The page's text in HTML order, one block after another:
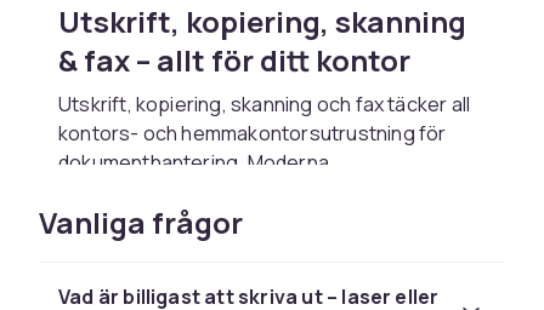
Utskrift, kopiering, skanning
& fax – allt för ditt kontor
Utskrift, kopiering, skanning och fax täcker all
kontors- och hemmakontorsutrustning för
dokumenthantering. Moderna
utskrift, kopiering, skanning och fax i ett – den
mest kostnadseffektiva lösningen för de
Vanliga frågor
Vad är billigast att skriva ut – laser eller